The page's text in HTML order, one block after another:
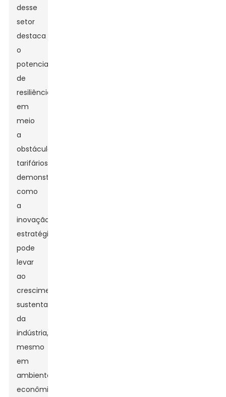
desse
setor
destaca
o
potencial
de
resiliência
em
meio
a
obstáculos
tarifários,
demonstrando
como
a
inovação
estratégica
pode
levar
ao
crescimento
sustentado
da
indústria,
mesmo
em
ambientes
econômicos